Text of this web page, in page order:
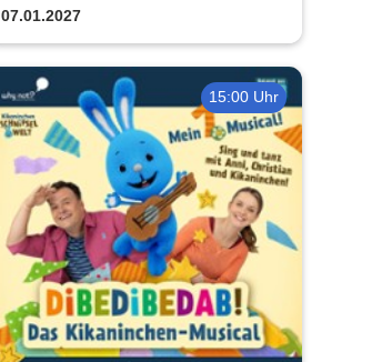
07.01.2027
15:00 Uhr